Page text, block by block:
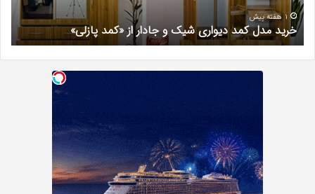
«کمد
پازلی»
1 هفته پیش
خرید مدل کمد دیواری شیک و جادار از «کمد پازلی»